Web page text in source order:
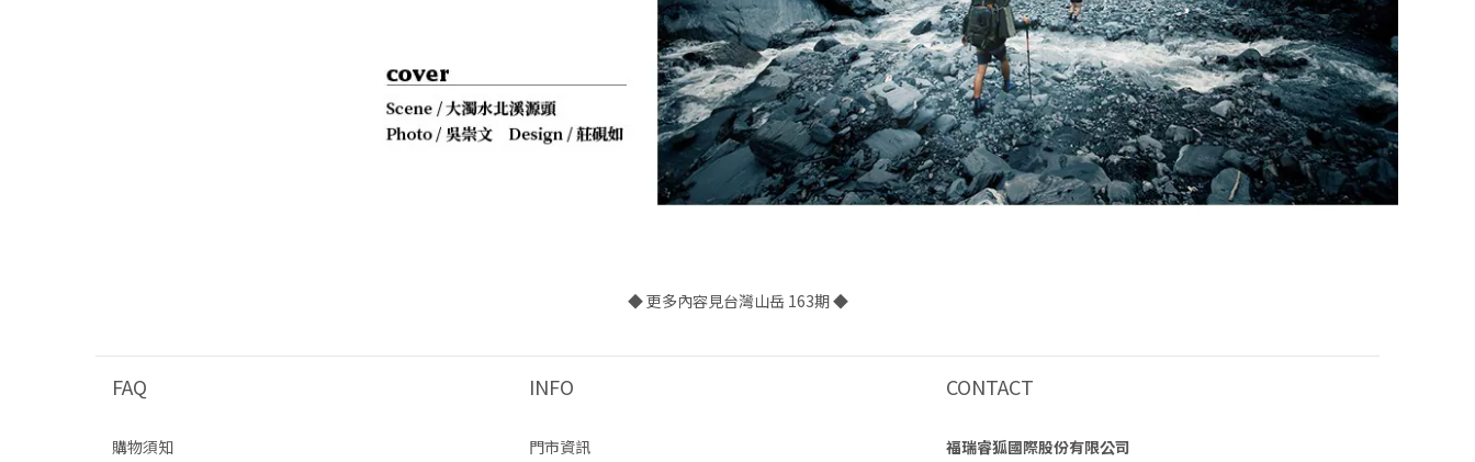
◆ 更多內容見台灣山岳 163期 ◆
FAQ
購物須知
INFO
門市資訊
CONTACT
福瑞睿狐國際股份有限公司